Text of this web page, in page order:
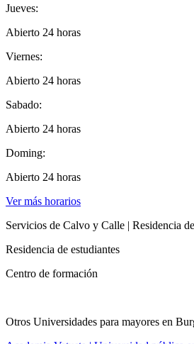
Jueves:
Abierto 24 horas
Viernes:
Abierto 24 horas
Sabado:
Abierto 24 horas
Doming:
Abierto 24 horas
Ver más horarios
Servicios de Calvo y Calle | Residencia
Residencia de estudiantes
Centro de formación
Otros Universidades para mayores en